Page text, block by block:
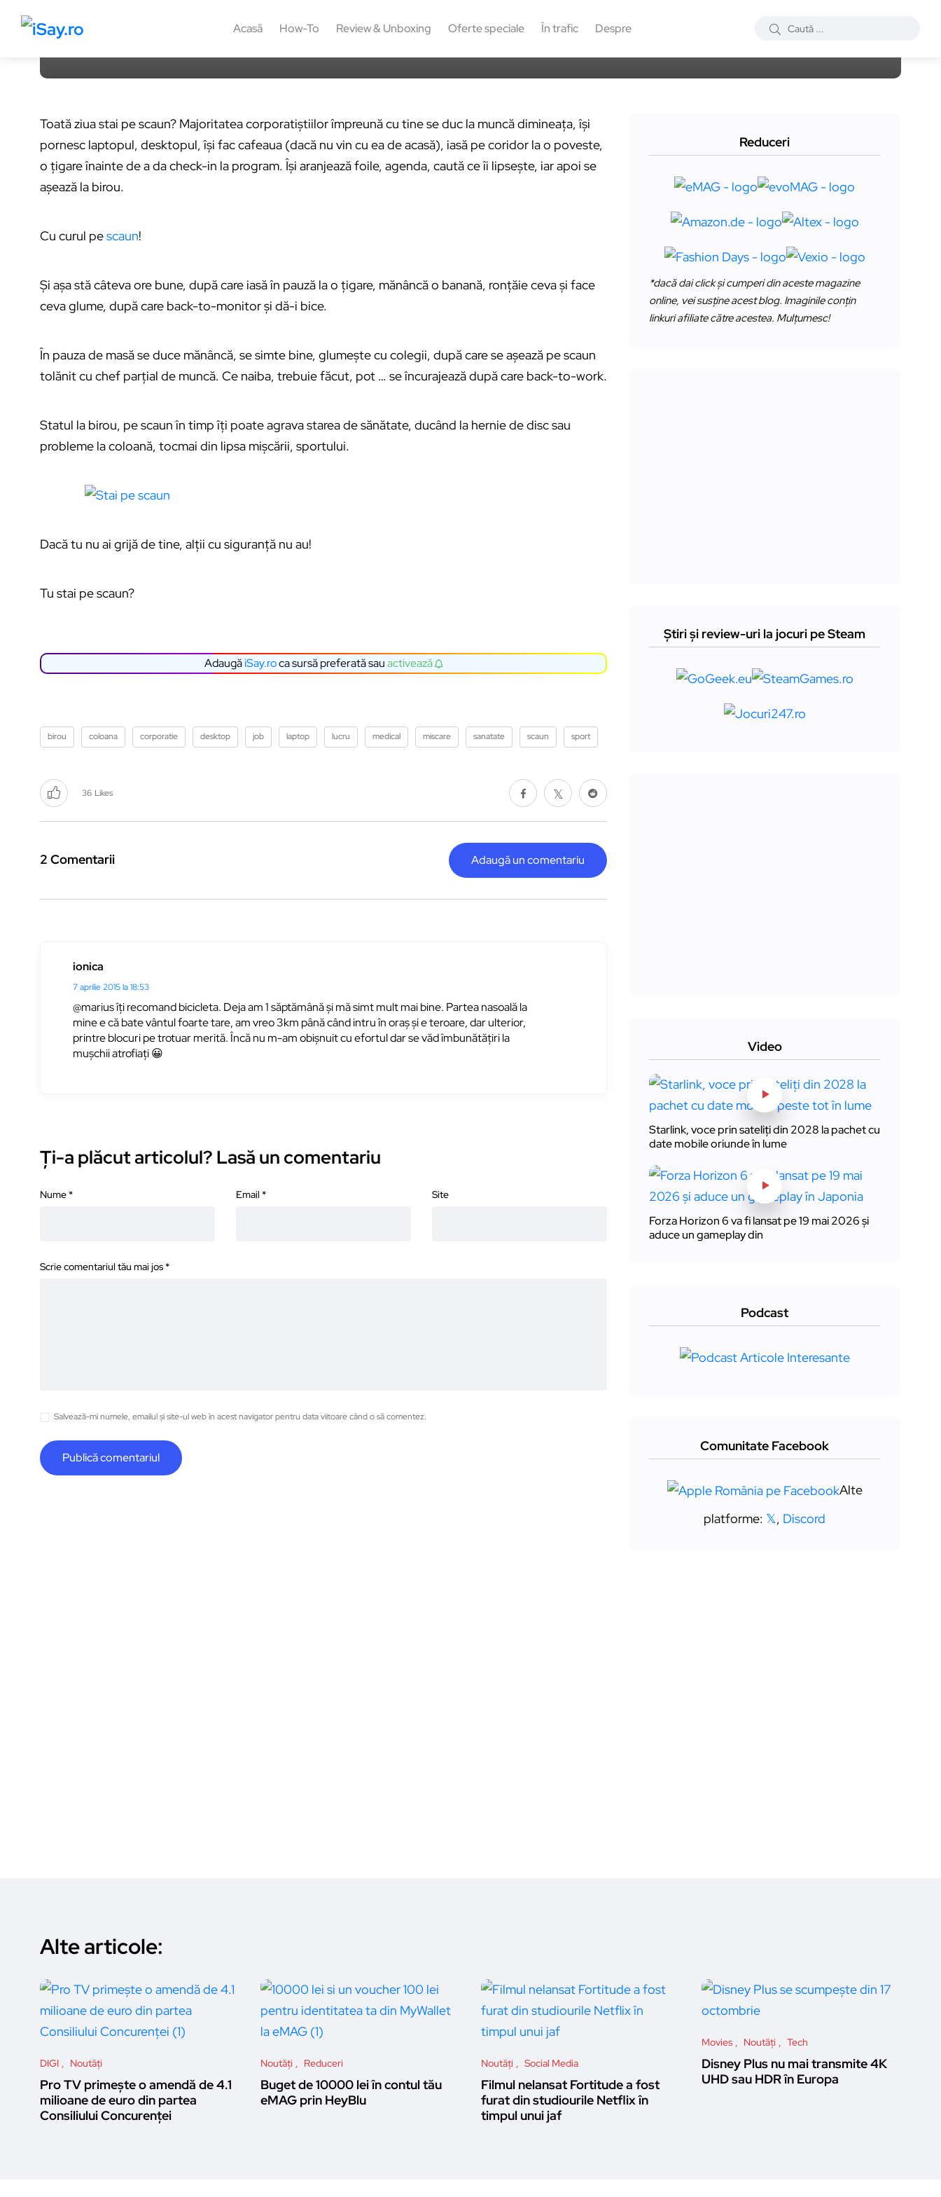
Acasă How-To Review & Unboxing Oferte speciale În trafic Despre
Toată ziua stai pe scaun? Majoritatea corporatiștiilor împreună cu tine se duc la muncă dimineața, își
pornesc laptopul, desktopul, își fac cafeaua (dacă nu vin cu ea de acasă), iasă pe coridor la o poveste,
o țigare înainte de a da check-in la program. Își aranjează foile, agenda, caută ce îi lipsește, iar apoi se
așează la birou.
Cu curul pescaun!
Și așa stă câteva ore bune, după care iasă în pauză la o țigare, mănâncă o banană, ronțăie ceva și face
ceva glume, după care back-to-monitor și dă-i bice.
În pauza de masă se duce mănâncă, se simte bine, glumește cu colegii, după care se așează pe scaun
tolănit cu chef parțial de muncă. Ce naiba, trebuie făcut, pot … se încurajează după care back-to-work.
Statul la birou, pe scaun în timp îți poate agrava starea de sănătate, ducând la hernie de disc sau
probleme la coloană, tocmai din lipsa mișcării, sportului.
Dacă tu nu ai grijă de tine, alții cu siguranță nu au!
Tu stai pe scaun?
AdaugăiSay.roca sursă preferată sauactivează
birou coloana corporatie desktop job laptop lucru medical miscare sanatate scaun sport
36 Likes
2 Comentarii Adaugă un comentariu
ionica
7 aprilie 2015 la 18:53
@marius îți recomand bicicleta. Deja am 1 săptămână și mă simt mult mai bine. Partea nasoală la
mine e că bate vântul foarte tare, am vreo 3km până când intru în oraș și e teroare, dar ulterior,
printre blocuri pe trotuar merită. Încă nu m-am obișnuit cu efortul dar se văd îmbunătățiri la
mușchii atrofiați 😀
Ți-a plăcut articolul? Lasă un comentariu
Nume * Email * Site
Scrie comentariul tău mai jos *
Salvează-mi numele, emailul și site-ul web în acest navigator pentru data viitoare când o să comentez.
Reduceri
*dacă dai click și cumperi din aceste magazine
online, vei susține acest blog. Imaginile conțin
linkuri afiliate către acestea. Mulțumesc!
Știri și review-uri la jocuri pe Steam
Video
Starlink, voce prin sateliți din 2028 la pachet cu
date mobile oriunde în lume
Forza Horizon 6 va fi lansat pe 19 mai 2026 și
aduce un gameplay din
Podcast
Comunitate Facebook
Alte
platforme: 𝕏, Discord
Alte articole:
DIGI Noutăți
Pro TV primește o amendă de 4.1
milioane de euro din partea
Consiliului Concurenței
Noutăți Reduceri
Buget de 10000 lei în contul tău
eMAG prin HeyBlu
Noutăți Social Media
Filmul nelansat Fortitude a fost
furat din studiourile Netflix în
timpul unui jaf
Movies Noutăți Tech
Disney Plus nu mai transmite 4K
UHD sau HDR în Europa